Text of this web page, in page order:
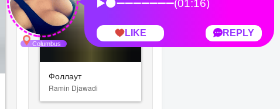
Фоллаут
Ramin Djawadi